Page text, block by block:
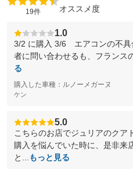
19件 オススメ度
1.0
3/2 に購入 3/6 エアコンの不具
者に問い合わせるも、フランス
る
購入した車種：ルノーメガーヌ
ケン
5.0
こちらのお店でジュリアのクア
購入を悩んでいた時に、是非来
と...
もっと見る